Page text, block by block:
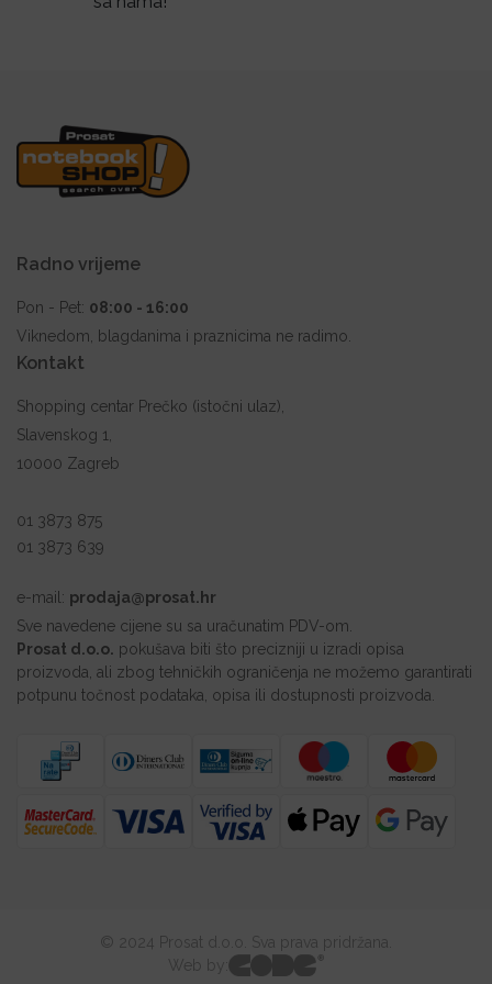
Radno vrijeme
Pon - Pet: 08:00 - 16:00
Viknedom, blagdanima i praznicima ne radimo.
Kontakt
Shopping centar Prečko (istočni ulaz),
Slavenskog 1,
10000 Zagreb
01 3873 875
01 3873 639
e-mail: prodaja@prosat.hr
Sve navedene cijene su sa uračunatim PDV-om.
Prosat d.o.o. pokušava biti što precizniji u izradi opisa
proizvoda, ali zbog tehničkih ograničenja ne možemo garantirati
potpunu točnost podataka, opisa ili dostupnosti proizvoda.
© 2024 Prosat d.o.o. Sva prava pridržana.
Web by: